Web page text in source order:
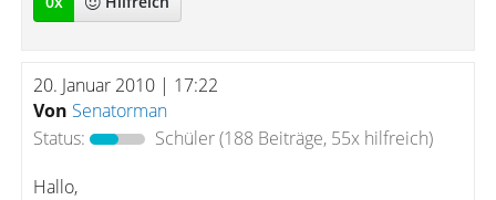
20. Januar 2010 | 17:22
Von Senatorman
Status:
Schüler(188 Beiträge, 55x hilfreich)
Hallo,